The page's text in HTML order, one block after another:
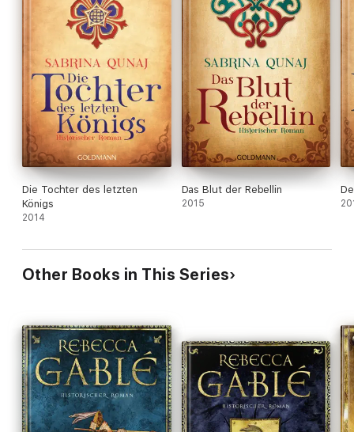
Die Tochter des letzten
Königs
2014
Das Blut der Rebellin
2015
Other Books in This Series